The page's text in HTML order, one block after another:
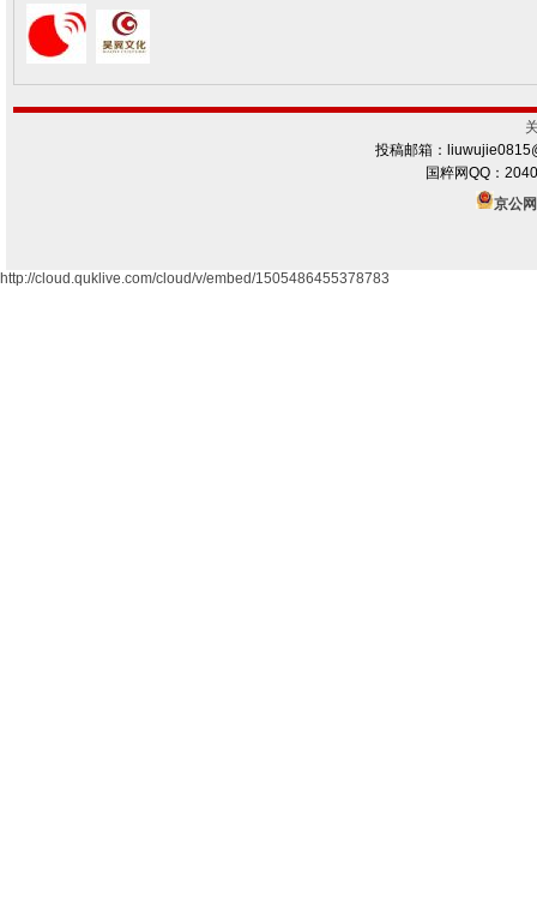
投稿邮箱：
国粹网QQ：
京公
http://cloud.quklive.com/cloud/v/embed/1505486455378783